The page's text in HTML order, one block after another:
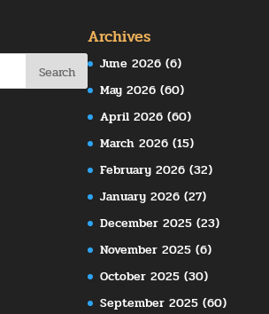
Archives
June 2026 (6)
May 2026 (60)
April 2026 (60)
March 2026 (15)
February 2026 (32)
January 2026 (27)
December 2025 (23)
November 2025 (6)
October 2025 (30)
September 2025 (60)